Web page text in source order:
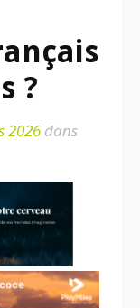
?
2026dans